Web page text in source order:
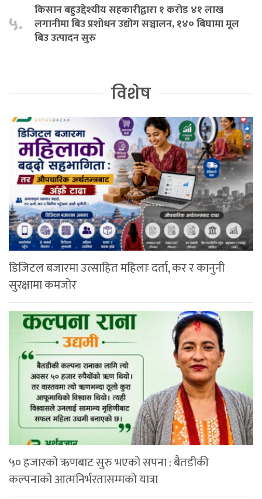
५.
किसान बहुउद्देश्यीय सहकारीद्वारा १ करोड ४१ लाख
लगानीमा बिउ प्रशोधन उद्योग सञ्चालन, १४० बिघामा मूल
बिउ उत्पादन सुरु
विशेष
डिजिटल बजारमा उत्साहित महिलाः दर्ता, कर र कानुनी
सुरक्षामा कमजोर
५० हजारको ऋणबाट सुरु भएको सपना : बैतडीकी
कल्पनाको आत्मनिर्भरतासम्मको यात्रा